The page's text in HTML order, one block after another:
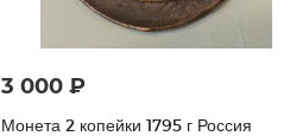
3 000 ₽
Монета 2 копейки 1795 г Россия